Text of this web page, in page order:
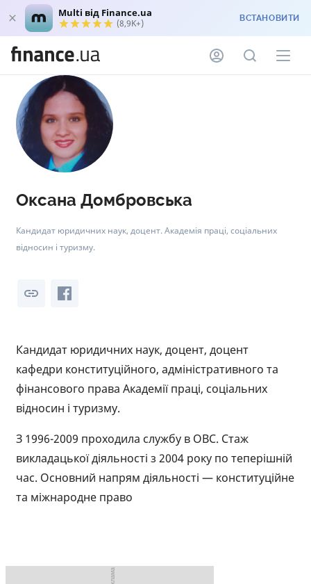
Multi від Finance.ua
(8,9K+) ВСТАНОВИТИ
Оксана Домбровська
Кандидат юридичних наук, доцент. Академія праці, соціальних
відносин і туризму.
Кандидат юридичних наук, доцент, доцент
кафедри конституційного, адміністративного та
фінансового права Академії праці, соціальних
відносин і туризму.
З 1996-2009 проходила службу в ОВС. Стаж
викладацької діяльності з 2004 року по теперішній
час. Основний напрям діяльності — конституційне
та міжнародне право